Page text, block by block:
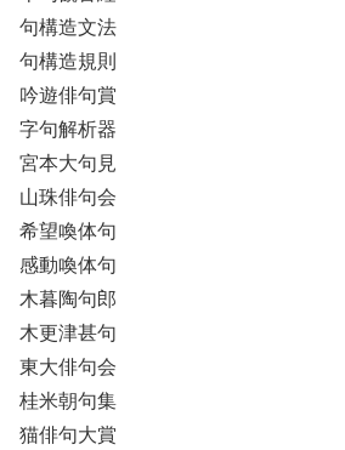
句構造文法
句構造規則
吟遊俳句賞
字句解析器
宮本大句見
山珠俳句会
希望喚体句
感動喚体句
木暮陶句郎
木更津甚句
東大俳句会
桂米朝句集
猫俳句大賞